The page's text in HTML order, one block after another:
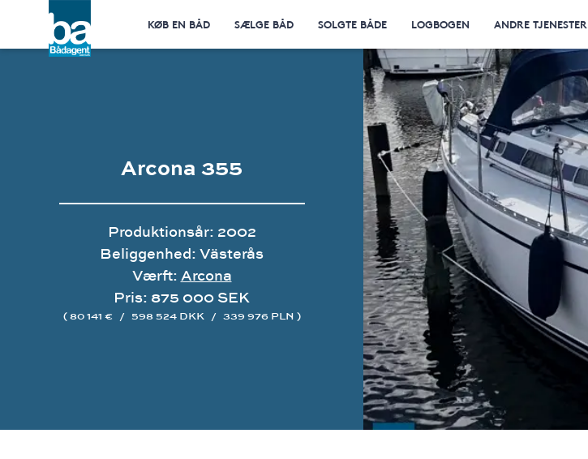
KØB EN BÅD SÆLGE BÅD SOLGTE BÅDE LOGBOGEN ANDRE TJENESTER
Arcona 355
Produktionsår: 2002
Beliggenhed: Västerås
Værft: Arcona
Pris: 875 000 SEK
( 80 141 € / 598 524 DKK / 339 976 PLN )